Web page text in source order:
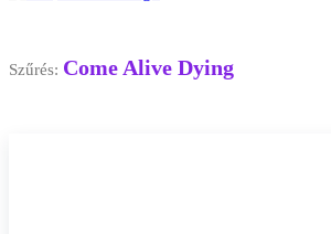
Szűrés: Come Alive Dying